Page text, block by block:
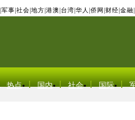
军事 社会 地方 港澳 台湾 华人 侨网 财经 金融
热点 国内 社会 国际